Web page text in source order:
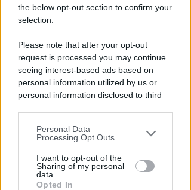
the below opt-out section to confirm your
selection.
Please note that after your opt-out
request is processed you may continue
seeing interest-based ads based on
personal information utilized by us or
personal information disclosed to third
You may separately opt-out of the further
disclosure of your personal information
by third parties on the IAB’s list of
downstream participants.
Personal Data
Processing Opt Outs
I want to opt-out of the
Sharing of my personal
data.
Opted In
ENORME DANNO DI IMMAGINE
Licenze sospese a chi lavora tra
degrado e delinquenza. Fipe: un
paradosso
Redazione